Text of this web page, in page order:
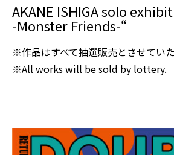
AKANE ISHIGA solo
-Monster Friends-“
※作品はすべて抽選販売とさせていた
※All works will be sold by lottery.